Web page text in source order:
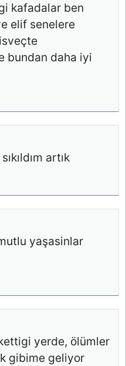
kafadalar ben
elif senelere
bundan daha iyi
artık
yaşasinlar
yerde, ölümler
gibime geliyor